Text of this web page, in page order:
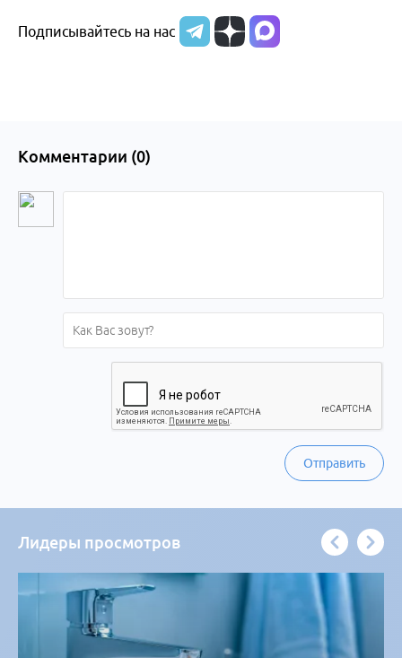
Подписывайтесь на нас
Комментарии (0)
Отправить
Лидеры просмотров